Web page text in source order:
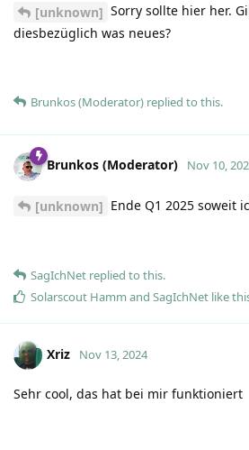
[unknown] Sorry sollte hier her.
diesbezüglich was neues?
Brunkos (Moderator) replied to this.
Brunkos (Moderator) Nov 10,
[unknown] Ende Q1 2025 soweit
SagIchNet replied to this.
Solarscout Hamm and SagIchNet like
Xriz Nov 13, 2024
Sehr cool, das hat bei mir funktioniert